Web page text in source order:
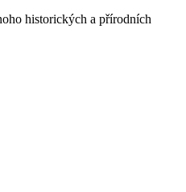
historických a přírodních